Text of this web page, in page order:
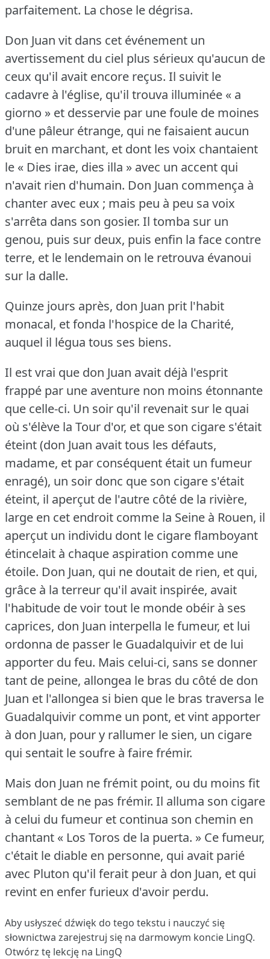
parfaitement. La chose le dégrisa.
Don Juan vit dans cet événement un
avertissement du ciel plus sérieux qu'aucun de
ceux qu'il avait encore reçus. Il suivit le
cadavre à l'église, qu'il trouva illuminée « a
giorno » et desservie par une foule de moines
d'une pâleur étrange, qui ne faisaient aucun
bruit en marchant, et dont les voix chantaient
le « Dies irae, dies illa » avec un accent qui
n'avait rien d'humain. Don Juan commença à
chanter avec eux ; mais peu à peu sa voix
s'arrêta dans son gosier. Il tomba sur un
genou, puis sur deux, puis enfin la face contre
terre, et le lendemain on le retrouva évanoui
sur la dalle.
Quinze jours après, don Juan prit l'habit
monacal, et fonda l'hospice de la Charité,
auquel il légua tous ses biens.
Il est vrai que don Juan avait déjà l'esprit
frappé par une aventure non moins étonnante
que celle-ci. Un soir qu'il revenait sur le quai
où s'élève la Tour d'or, et que son cigare s'était
éteint (don Juan avait tous les défauts,
madame, et par conséquent était un fumeur
enragé), un soir donc que son cigare s'était
éteint, il aperçut de l'autre côté de la rivière,
large en cet endroit comme la Seine à Rouen, il
aperçut un individu dont le cigare flamboyant
étincelait à chaque aspiration comme une
étoile. Don Juan, qui ne doutait de rien, et qui,
grâce à la terreur qu'il avait inspirée, avait
l'habitude de voir tout le monde obéir à ses
caprices, don Juan interpella le fumeur, et lui
ordonna de passer le Guadalquivir et de lui
apporter du feu. Mais celui-ci, sans se donner
tant de peine, allongea le bras du côté de don
Juan et l'allongea si bien que le bras traversa le
Guadalquivir comme un pont, et vint apporter
à don Juan, pour y rallumer le sien, un cigare
qui sentait le soufre à faire frémir.
Mais don Juan ne frémit point, ou du moins fit
semblant de ne pas frémir. Il alluma son cigare
à celui du fumeur et continua son chemin en
chantant « Los Toros de la puerta. » Ce fumeur,
c'était le diable en personne, qui avait parié
avec Pluton qu'il ferait peur à don Juan, et qui
revint en enfer furieux d'avoir perdu.
Aby usłyszeć dźwięk do tego tekstu i nauczyć się
słownictwa zarejestruj się na darmowym koncie LingQ.
Otwórz tę lekcję na LingQ